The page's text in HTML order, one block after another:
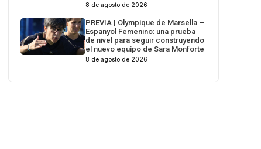
8 de agosto de 2026
PREVIA | Olympique de Marsella –
Espanyol Femenino: una prueba
de nivel para seguir construyendo
el nuevo equipo de Sara Monforte
8 de agosto de 2026